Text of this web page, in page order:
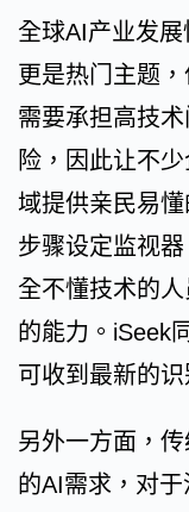
全球AI产业发
更是热门主题
需要承担高技
险，因此让不
域提供亲民易
步骤设定监视
全不懂技术的
的能力。iSeek
可收到最新的识
另外一方面，
的AI需求，对